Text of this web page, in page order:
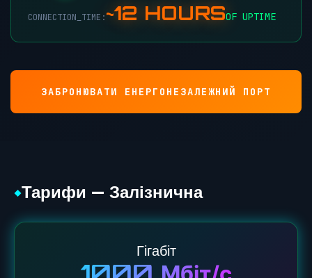
CONNECTION_TIME:~12 HOURSOF UPTIME
ЗАБРОНЮВАТИ ЕНЕРГОНЕЗАЛЕЖНИЙ ПОРТ
◆Тарифи — Залізнична
Гігабіт